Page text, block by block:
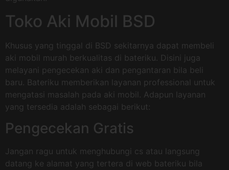
Toko Aki Mobil BSD
Khusus yang tinggal di BSD sekitarnya dapat membeli
aki mobil murah berkualitas di bateriku. Disini juga
melayani pengecekan aki dan pengantaran bila beli
baru. Bateriku memberikan layanan professional untuk
mengatasi masalah pada aki mobil. Adapun layanan
yang tersedia adalah sebagai berikut:
Pengecekan Gratis
Jangan ragu untuk menghubungi cs atau langsung
datang ke alamat yang tertera di web bateriku bila